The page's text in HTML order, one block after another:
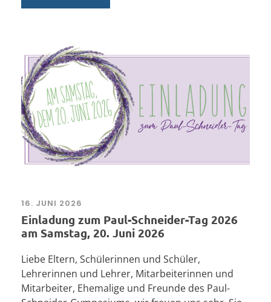
16. JUNI 2026
Einladung zum Paul-Schneider-Tag 2026
am Samstag, 20. Juni 2026
Liebe Eltern, Schülerinnen und Schüler,
Lehrerinnen und Lehrer, Mitarbeiterinnen und
Mitarbeiter, Ehemalige und Freunde des Paul-